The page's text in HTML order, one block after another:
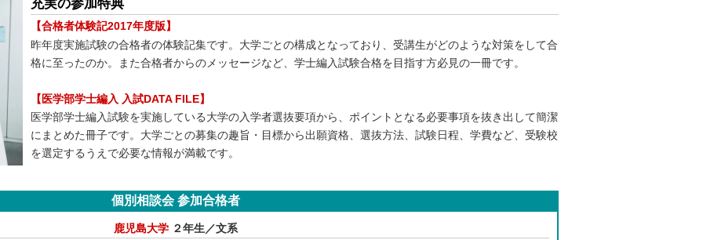
充実の参加特典
【合格者体験記2017年度版】
昨年度実施試験の合格者の体験記集です。大学ごとの構成となっており、受講生がどのような対策をして合
格に至ったのか。また合格者からのメッセージなど、学士編入試験合格を目指す方必見の一冊です。
【医学部学士編入 入試DATA FILE】
医学部学士編入試験を実施している大学の入学者選抜要項から、ポイントとなる必要事項を抜き出して簡潔
にまとめた冊子です。大学ごとの募集の趣旨・目標から出願資格、選抜方法、試験日程、学費など、受験校
を選定するうえで必要な情報が満載です。
個別相談会 参加合格者
鹿児島大学 ２年生／文系